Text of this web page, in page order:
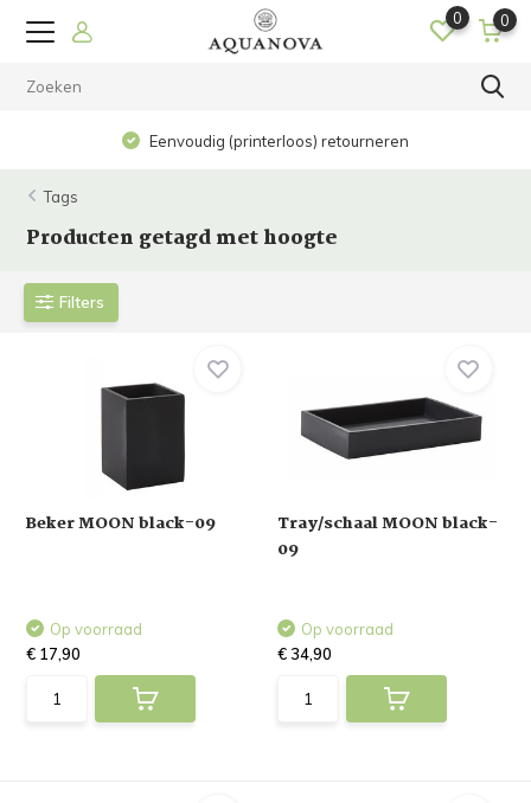
0 0
Eenvoudig (printerloos) retourneren
Tags
Producten getagd met hoogte
Filters
Beker MOON black-09
Op voorraad
€ 17,90
Tray/schaal MOON black-
09
Op voorraad
€ 34,90